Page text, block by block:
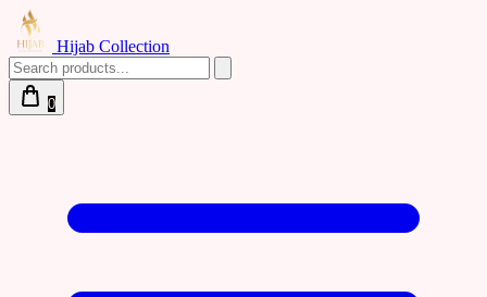
Hijab Collection
0